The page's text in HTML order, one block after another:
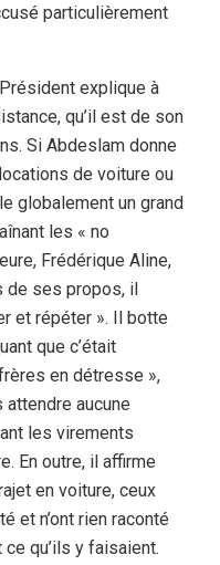
particulièrement
explique à
qu’il est de son
Si Abdeslam donne
de voiture ou
globalement un grand
les « no
Frédérique Aline,
de ses propos, il
et répéter ». Il botte
que c’était
en détresse »,
attendre aucune
les virements
En outre, il affirme
en voiture, ceux
et n’ont rien raconté
ce qu’ils y faisaient.